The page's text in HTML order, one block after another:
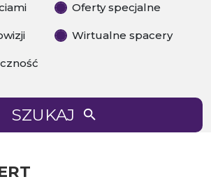
Oferty specjalne
Wirtualne spacery
SZUKAJ